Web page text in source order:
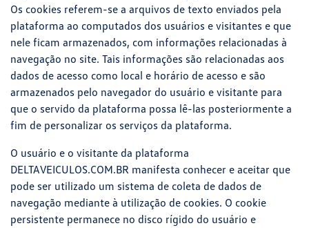
Os cookies referem-se a arquivos de texto enviados pela
plataforma ao computados dos usuários e visitantes e que
nele ficam armazenados, com informações relacionadas à
navegação no site. Tais informações são relacionadas aos
dados de acesso como local e horário de acesso e são
armazenados pelo navegador do usuário e visitante para
que o servido da plataforma possa lê-las posteriormente a
fim de personalizar os serviços da plataforma.
O usuário e o visitante da plataforma
DELTAVEICULOS.COM.BR manifesta conhecer e aceitar que
pode ser utilizado um sistema de coleta de dados de
navegação mediante à utilização de cookies. O cookie
persistente permanece no disco rígido do usuário e